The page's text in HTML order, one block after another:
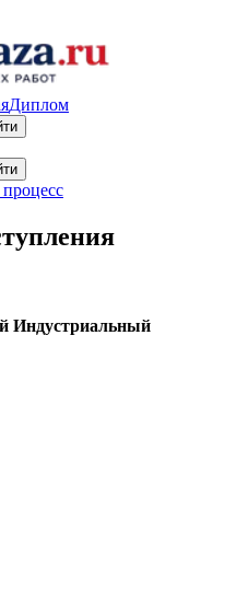
Диплом
Индустриальный